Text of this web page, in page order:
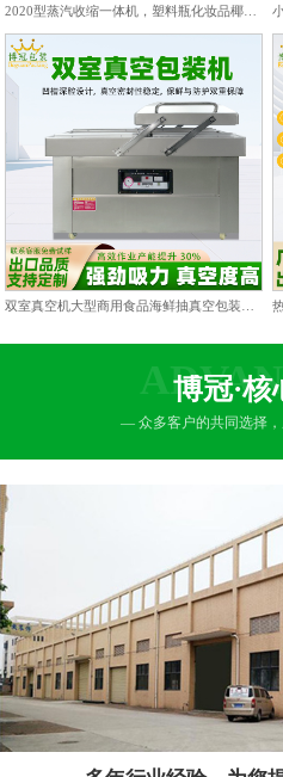
博冠·核
— 众多客户的共同选择